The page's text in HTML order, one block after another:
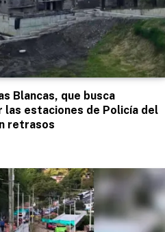
Blancas, que busca
las estaciones de Policía del
retrasos